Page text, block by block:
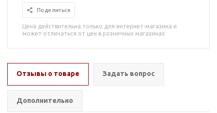
Поделиться
Цена действительна только для интернет-магазина и
может отличаться от цен в розничных магазинах
Отзывы о товаре Задать вопрос
Дополнительно